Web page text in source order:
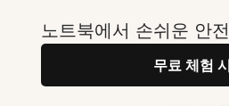
노트북에서 손쉬운 안
무료 체험